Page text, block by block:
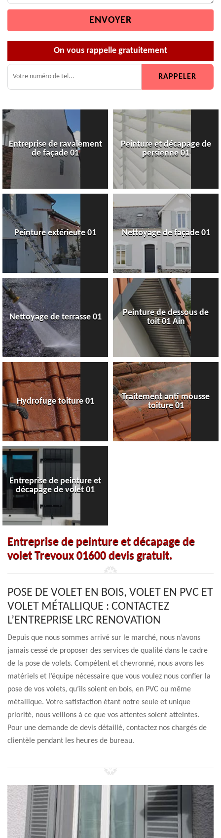
On vous rappelle gratuitement
Entreprise de ravalement
de façade 01
Peinture et décapage de
persienne 01
Peinture extérieure 01 Nettoyage de façade 01
Nettoyage de terrasse 01
Peinture de dessous de
toit 01 Ain
Hydrofuge toiture 01
Traitement anti mousse
toiture 01
Entreprise de peinture et
décapage de volet 01
Entreprise de peinture et décapage de
volet Trevoux 01600 devis gratuit.
POSE DE VOLET EN BOIS, VOLET EN PVC ET
VOLET MÉTALLIQUE : CONTACTEZ
L’ENTREPRISE LRC RENOVATION
Depuis que nous sommes arrivé sur le marché, nous n’avons
jamais cessé de proposer des services de qualité dans le cadre
de la pose de volets. Compétent et chevronné, nous avons les
matériels et l’équipe nécessaire que vous voulez nous confier la
pose de vos volets, qu’ils soient en bois, en PVC ou même
métallique. Votre satisfaction étant notre seule et unique
priorité, nous veillons à ce que vos attentes soient atteintes.
Pour une demande de devis détaillé, contactez nos chargés de
clientèle pendant les heures de bureau.